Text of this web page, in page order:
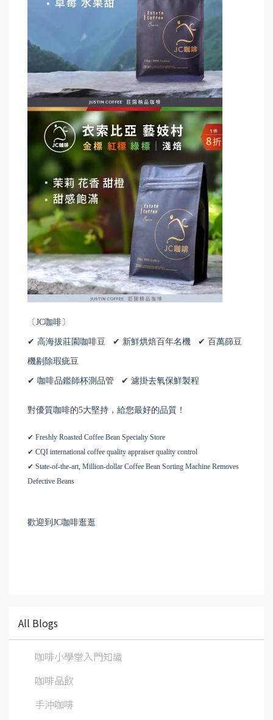
〔JC咖啡〕
✔ 高海拔莊園咖啡豆 ✔ 新鮮烘焙百年名機 ✔ 百萬篩豆
機剔除瑕疵豆
✔ 咖啡品鑑師杯測品管 ✔ 濾掛去氧保鮮製程
對優質咖啡的5大堅持，給您最好的品質！
✔ Freshly Roasted Coffee Bean Specialty Store
✔ CQI international coffee quality appraiser quality control
✔ State-of-the-art, Million-dollar Coffee Bean Sorting Machine Removes
Defective Beans
歡迎到JC咖啡逛逛
All Blogs
咖啡小學堂入門知識
咖啡品飲
手沖咖啡